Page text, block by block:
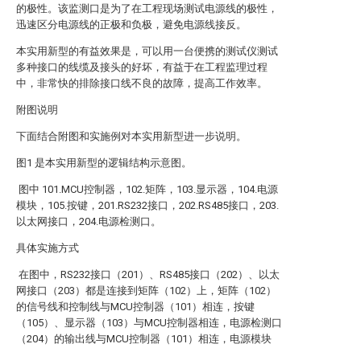
的极性。该监测口是为了在工程现场测试电源线的极性，
迅速区分电源线的正极和负极，避免电源线接反。
本实用新型的有益效果是，可以用一台便携的测试仪测试
多种接口的线缆及接头的好坏，有益于在工程监理过程
中，非常快的排除接口线不良的故障，提高工作效率。
附图说明
下面结合附图和实施例对本实用新型进一步说明。
图1 是本实用新型的逻辑结构示意图。
图中 101.MCU控制器，102.矩阵，103.显示器，104.电源
模块，105.按键，201.RS232接口，202.RS485接口，203.
以太网接口，204.电源检测口。
具体实施方式
在图中，RS232接口（201）、RS485接口（202）、以太
网接口（203）都是连接到矩阵（102）上，矩阵（102）
的信号线和控制线与MCU控制器（101）相连，按键
（105）、显示器（103）与MCU控制器相连，电源检测口
（204）的输出线与MCU控制器（101）相连，电源模块